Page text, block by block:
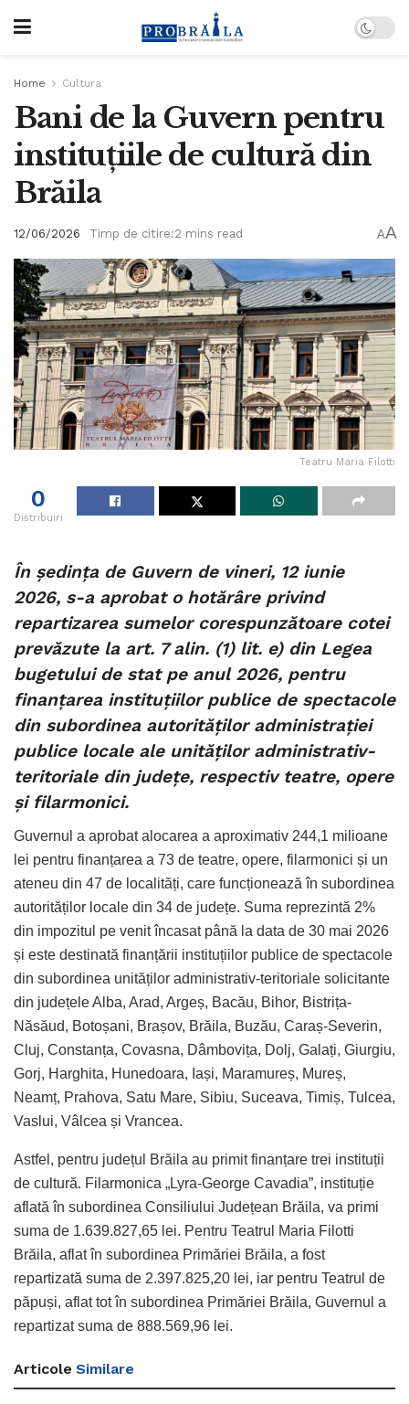
Home Cultura
Bani de la Guvern pentru
instituțiile de cultură din
Brăila
12/06/2026 Timp de citire:2 mins read AA
Teatru Maria Filotti
0
Distribuiri
În ședința de Guvern de vineri, 12 iunie
2026, s-a aprobat o hotărâre privind
repartizarea sumelor corespunzătoare cotei
prevăzute la art. 7 alin. (1) lit. e) din Legea
bugetului de stat pe anul 2026, pentru
finanțarea instituțiilor publice de spectacole
din subordinea autorităților administrației
publice locale ale unităților administrativ-
teritoriale din județe, respectiv teatre, opere
și filarmonici.
Guvernul a aprobat alocarea a aproximativ 244,1 milioane
lei pentru finanțarea a 73 de teatre, opere, filarmonici și un
ateneu din 47 de localități, care funcționează în subordinea
autorităților locale din 34 de județe. Suma reprezintă 2%
din impozitul pe venit încasat până la data de 30 mai 2026
și este destinată finanțării instituțiilor publice de spectacole
din subordinea unităților administrativ-teritoriale solicitante
din județele Alba, Arad, Argeș, Bacău, Bihor, Bistrița-
Năsăud, Botoșani, Brașov, Brăila, Buzău, Caraș-Severin,
Cluj, Constanța, Covasna, Dâmbovița, Dolj, Galați, Giurgiu,
Gorj, Harghita, Hunedoara, Iași, Maramureș, Mureș,
Neamț, Prahova, Satu Mare, Sibiu, Suceava, Timiș, Tulcea,
Vaslui, Vâlcea și Vrancea.
Astfel, pentru județul Brăila au primit finanțare trei instituții
de cultură. Filarmonica „Lyra-George Cavadia”, instituție
aflată în subordinea Consiliului Județean Brăila, va primi
suma de 1.639.827,65 lei. Pentru Teatrul Maria Filotti
Brăila, aflat în subordinea Primăriei Brăila, a fost
repartizată suma de 2.397.825,20 lei, iar pentru Teatrul de
păpuși, aflat tot în subordinea Primăriei Brăila, Guvernul a
repartizat suma de 888.569,96 lei.
Articole Similare